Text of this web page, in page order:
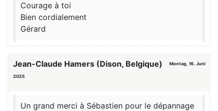
Courage à toi
Bien cordialement
Gérard
Jean-Claude Hamers (Dison, Belgique) Montag, 16. Juni
2025
Un grand merci à Sébastien pour le dépannage